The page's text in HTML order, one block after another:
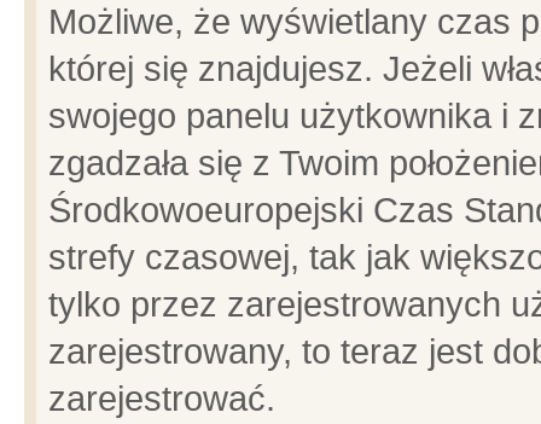
Możliwe, że wyświetlany czas
której się znajdujesz. Jeżeli
swojego panelu użytkownika i
zgadzała się z Twoim
Środkowoeuropejski Czas
strefy czasowej, tak jak
tylko przez zarejestrowanych
zarejestrowany, to teraz jest
zarejestrować.